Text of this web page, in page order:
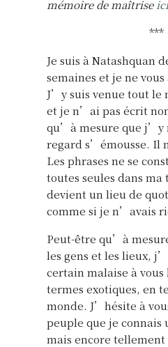
mémoire de maîtrise ici
***
Je suis à Natashquan
semaines et je ne
J’y suis venue tout le
et je n’ai pas écrit
qu’à mesure que j’y
regard s’émousse. Il
Les phrases ne se
toutes seules dans ma
devient un lieu de
comme si je n’avais
Peut-être qu’à
les gens et les lieux,
certain malaise à vous
termes exotiques, en
monde. J’hésite à
peuple que je connais
mais encore